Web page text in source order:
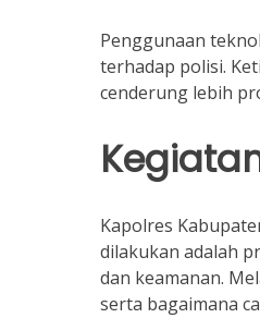
Penggunaan
terhadap polisi.
cenderung lebih
Kapolres
dilakukan adalah
dan keamanan.
serta bagaimana